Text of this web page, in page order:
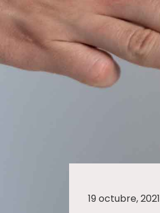
DEPORTES
EXPERTOS
19 octubre, 2021